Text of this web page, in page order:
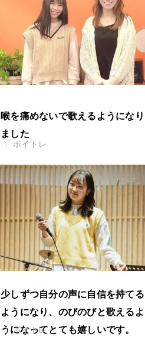
喉を痛めないで歌えるようになり
ました
ボイトレ
少しずつ自分の声に自信を持てる
ようになり、のびのびと歌えるよ
うになってとても嬉しいです。
ボイトレ